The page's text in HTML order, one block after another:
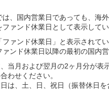
は、国内営業日であっても、海
ファンド休業日として表示して
ファンド休業日」と表示されて
ァンド休業日以降の最初の国内
当月および翌月の2ヶ月分が表
わせください。
は、土、日、祝日（振替休日